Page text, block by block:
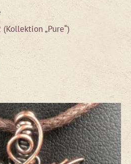
„Pure“)